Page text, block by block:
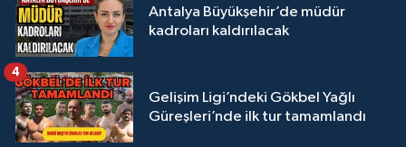
Antalya Büyükşehir’de müdür
kadroları kaldırılacak
Gelişim Ligi’ndeki Gökbel Yağlı
Güreşleri’nde ilk tur tamamlandı
4